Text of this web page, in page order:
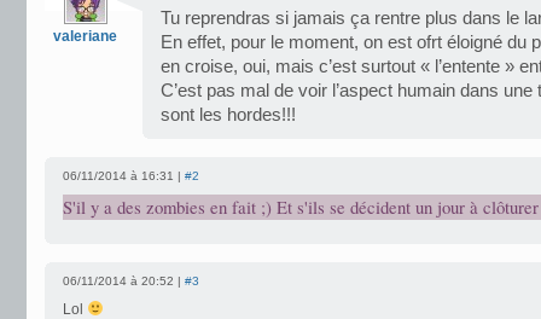
valeriane
Tu reprendras si jamais ça rentre plus dans le
En effet, pour le moment, on est ofrt éloigné du
en croise, oui, mais c’est surtout « l’entente »
C’est pas mal de voir l’aspect humain dans
sont les hordes!!!
06/11/2014 à 16:31 | #2
S'il y a des zombies en fait ;) Et s'ils se décident un jour à
06/11/2014 à 20:52 | #3
Lol